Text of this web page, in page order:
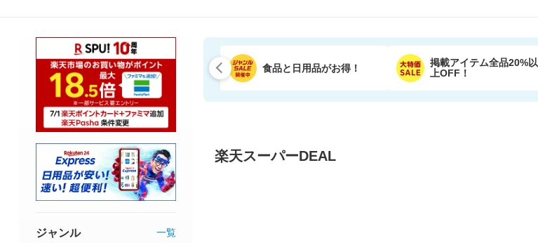
食品と日用品がお得！
掲載アイテム全品20%以
上OFF！
楽天スーパーDEAL
ジャンル 一覧